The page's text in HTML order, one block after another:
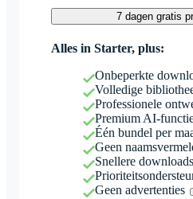
7 dagen gratis
Alles in Starter, plus:
Onbeperkte
Volledige
Professionele
Premium AI-
Één bundel per
Geen
Snellere downloads
Geen advertenties